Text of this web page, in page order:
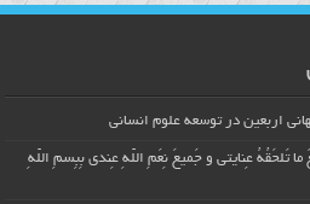
اربعین در توسعه علوم انسانی
تَلحَقُهُ عِنایتی و جَمیعَ نِعَمِ اللّهِ عِندی بِبِسمِ اللّهِ